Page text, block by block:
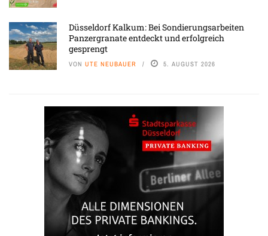
Düsseldorf Kalkum: Bei Sondierungsarbeiten
Panzergranate entdeckt und erfolgreich
gesprengt
VON UTE NEUBAUER 5. AUGUST 2026